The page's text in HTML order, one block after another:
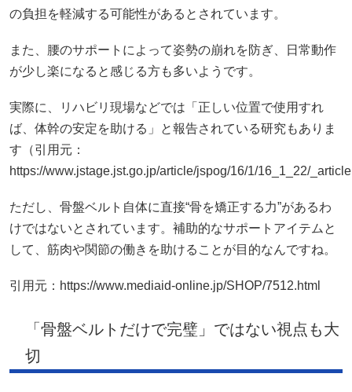
の負担を軽減する可能性があるとされています。
また、腰のサポートによって姿勢の崩れを防ぎ、日常動作
が少し楽になると感じる方も多いようです。
実際に、リハビリ現場などでは「正しい位置で使用すれ
ば、体幹の安定を助ける」と報告されている研究もありま
す（引用元：
https://www.jstage.jst.go.jp/article/jspog/16/1/16_1_22/
ただし、骨盤ベルト自体に直接“骨を矯正する力”があるわ
けではないとされています。補助的なサポートアイテムと
して、筋肉や関節の働きを助けることが目的なんですね。
引用元：https://www.mediaid-online.jp/SHOP/7512.html
「骨盤ベルトだけで完璧」ではない視点も大
切